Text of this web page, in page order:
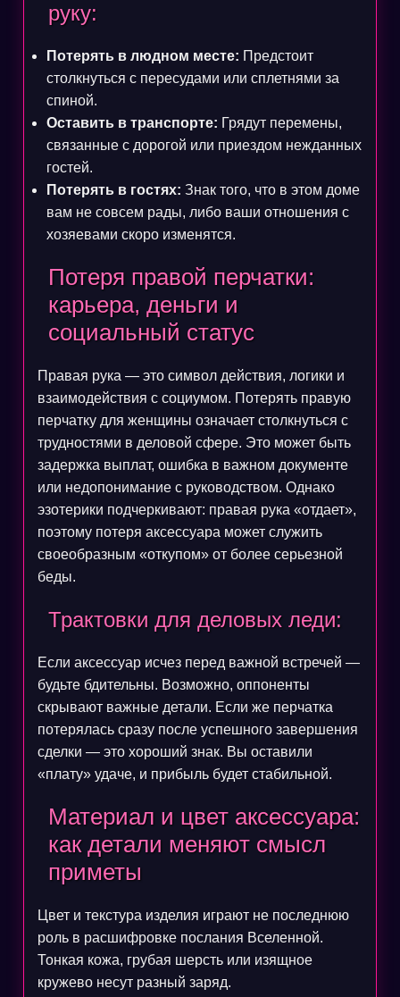
руку:
Потерять в людном месте: Предстоит
столкнуться с пересудами или сплетнями за
спиной.
Оставить в транспорте: Грядут перемены,
связанные с дорогой или приездом нежданных
гостей.
Потерять в гостях: Знак того, что в этом доме
вам не совсем рады, либо ваши отношения с
хозяевами скоро изменятся.
Потеря правой перчатки:
карьера, деньги и
социальный статус
Правая рука — это символ действия, логики и
взаимодействия с социумом. Потерять правую
перчатку для женщины означает столкнуться с
трудностями в деловой сфере. Это может быть
задержка выплат, ошибка в важном документе
или недопонимание с руководством. Однако
эзотерики подчеркивают: правая рука «отдает»,
поэтому потеря аксессуара может служить
своеобразным «откупом» от более серьезной
беды.
Трактовки для деловых леди:
Если аксессуар исчез перед важной встречей —
будьте бдительны. Возможно, оппоненты
скрывают важные детали. Если же перчатка
потерялась сразу после успешного завершения
сделки — это хороший знак. Вы оставили
«плату» удаче, и прибыль будет стабильной.
Материал и цвет аксессуара:
как детали меняют смысл
приметы
Цвет и текстура изделия играют не последнюю
роль в расшифровке послания Вселенной.
Тонкая кожа, грубая шерсть или изящное
кружево несут разный заряд.